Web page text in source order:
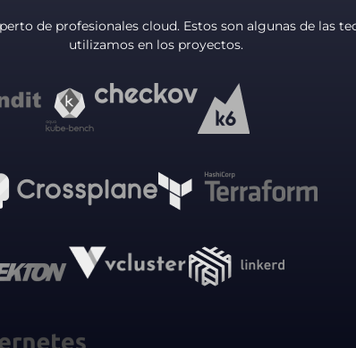
de profesionales cloud. Estos son algunas de las
utilizamos en los proyectos.